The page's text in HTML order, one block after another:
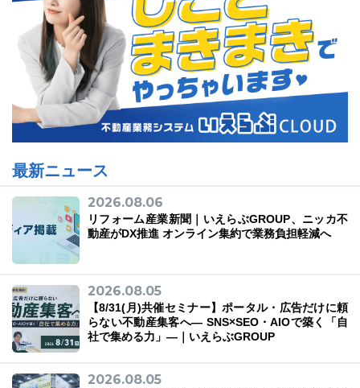
最新ニュース
2026.08.06
リフォーム産業新聞｜いえらぶGROUP、ニッカ不
動産がDX推進 オンライン集約で業務負担軽減へ
2026.08.05
【8/31(月)共催セミナー】ポータル・広告だけに頼
らない不動産集客へ― SNS×SEO・AIOで築く「自
社で集める力」―｜いえらぶGROUP
2026.08.05